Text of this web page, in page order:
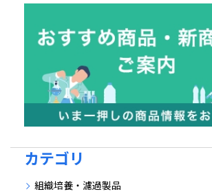
カテゴリ
組織培養・濾過製品